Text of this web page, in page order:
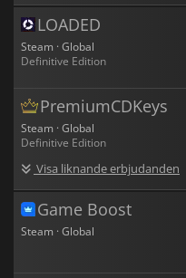
LOADED
Steam · Global
Definitive Edition
PremiumCDKeys
Steam · Global
Definitive Edition
Visa liknande erbjudanden
Game Boost
Steam · Global